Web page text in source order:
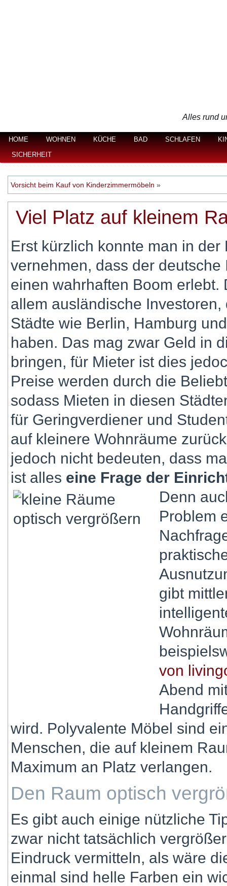
Alles rund
HOME WOHNEN KÜCHE BAD SCHLAFEN
SICHERHEIT
Vorsicht beim Kauf von Kinderzimmermöbeln »
Viel Platz auf kleinem
Erst kürzlich konnte man in
vernehmen, dass der
einen wahrhaften Boom
allem ausländische
Städte wie Berlin, Hamburg
haben. Das mag zwar Geld in
bringen, für Mieter ist dies
Preise werden durch die
sodass Mieten in diesen
für Geringverdiener und
auf kleinere Wohnräume
jedoch nicht bedeuten, dass
ist alles eine Frage der
Denn
Problem
gibt
von
Abend
wird. Polyvalente Möbel sind
Menschen, die auf kleinem
Maximum an Platz verlangen.
Den Raum optisch
Es gibt auch einige nützliche
zwar nicht tatsächlich
Eindruck vermitteln, als wäre
einmal sind helle Farben ein